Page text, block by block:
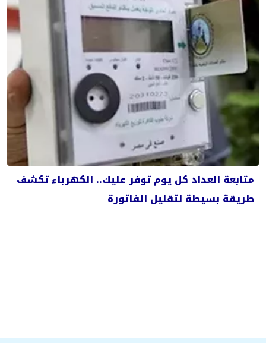
متابعة العداد كل يوم توفر عليك.. الكهرباء تكشف
طريقة بسيطة لتقليل الفاتورة